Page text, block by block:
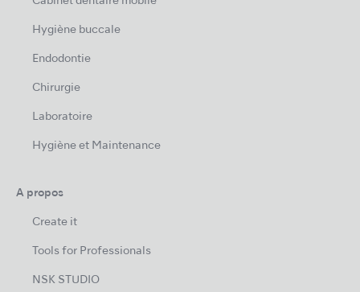
Hygiène buccale
Endodontie
Chirurgie
Laboratoire
Hygiène et Maintenance
A propos
Create it
Tools for Professionals
NSK STUDIO